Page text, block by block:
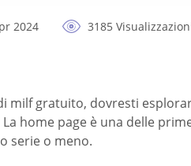
2024 3185
milf gratuito, dovresti
home page è una delle
serie o meno.